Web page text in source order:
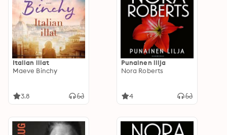
Italian illat
Maeve Binchy
3.8
Punainen lilja
Nora Roberts
4